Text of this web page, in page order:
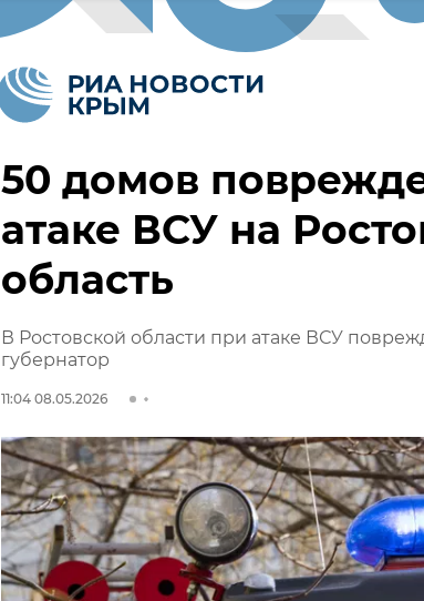
50 домов
атаке ВСУ на
область
В Ростовской области при атаке ВСУ
губернатор
11:04 08.05.2026